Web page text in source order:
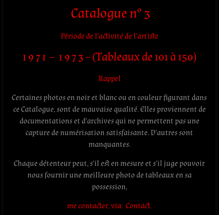
Catalogue n° 3
Période de l’activité de l’artiste
1 9 7 1 – 1 9 7 3 – (Tableaux de 101 à 150)
Rappel
Certaines photos en noir et blanc ou en couleur figurant dans
ce Catalogue, sont de mauvaise qualité. Elles proviennent de
documentations et d’archives qui ne permettent pas une
capture de numérisation satisfaisante. D’autres sont
manquantes.
Chaque détenteur peut, s’il est en mesure et s’il juge pouvoir
nous fournir une meilleure photo de tableaux en sa
possession,
me contacter, via: Contact.